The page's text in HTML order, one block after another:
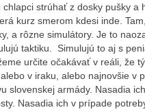
chlapci strúhať z dosky pušky
kurz smerom kdesi inde.
a rôzne simulátory. Je to
taktiku. Simulujú to aj s
určite očakávať v reáli, že
v iraku, alebo najnovšie v
slovenskej armády. Nasadia
Nasadia ich v prípade